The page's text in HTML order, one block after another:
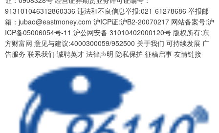
913101046312860336 违法和不良信息举报:021-61278686 举报邮
箱：jubao@eastmoney.com 沪ICP证:沪B2-20070217 网站备案号:沪
ICP备05006054号-11 沪公网安备 31010402000120号 版权所有:东
方财富网 意见与建议:4000300059/952500 关于我们 可持续发展 广
告服务 联系我们 诚聘英才 法律声明 隐私保护 征稿启事 友情链接